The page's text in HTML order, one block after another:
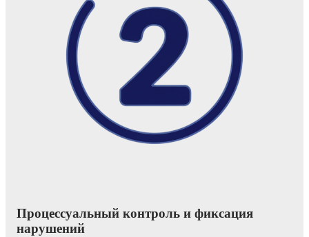
Процессуальный контроль и фиксация
нарушений